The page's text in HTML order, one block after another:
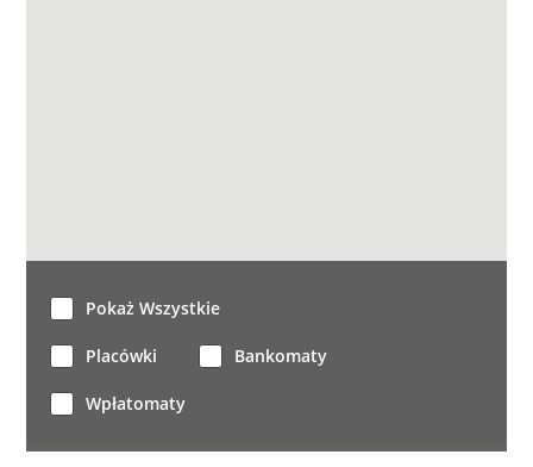
Pokaż Wszystkie
Placówki Bankomaty
Wpłatomaty